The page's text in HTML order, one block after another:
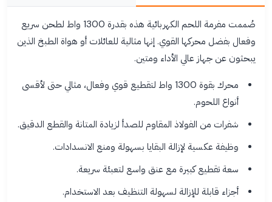
صُممت مفرمة اللحم الكهربائية هذه بقدرة 1300 واط لطحن سريع
وفعال بفضل محركها القوي. إنها مثالية للعائلات أو هواة الطبخ الذين
يبحثون عن جهاز عالي الأداء ومتين.
محرك بقوة 1300 واط لتقطيع قوي وفعال، مثالي حتى لأقسى
أنواع اللحوم.
شفرات من الفولاذ المقاوم للصدأ لزيادة المتانة والقطع الدقيق.
وظيفة عكسية لإزالة البقايا بسهولة ومنع الانسدادات.
سعة تقطيع كبيرة مع عنق واسع لتعبئة سريعة.
أجزاء قابلة للإزالة لسهولة التنظيف بعد الاستخدام.